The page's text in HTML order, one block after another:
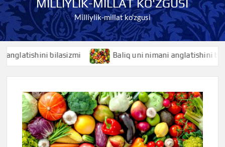
MILLIYLIK-MILLAT KO'ZGUSI
Milliylik-millat ko'zgusi
bilasizmi Baliq uni nimani anglatishini